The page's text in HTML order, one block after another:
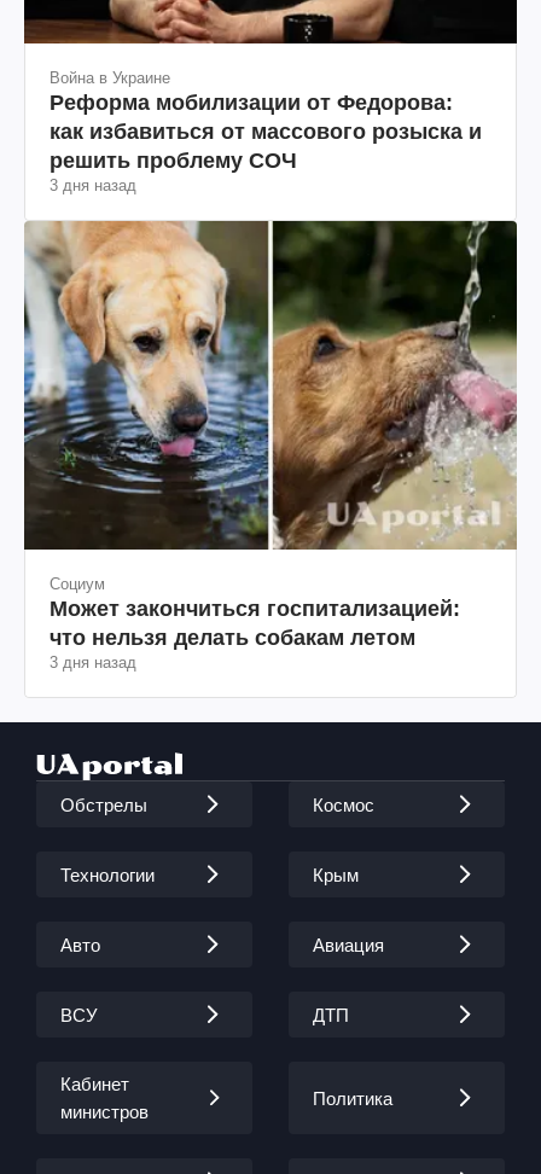
Война в Украине
Реформа мобилизации от Федорова:
как избавиться от массового розыска и
решить проблему СОЧ
3 дня назад
Социум
Может закончиться госпитализацией:
что нельзя делать собакам летом
3 дня назад
Обстрелы Космос
Технологии Крым
Авто Авиация
ВСУ ДТП
Кабинет
министров
Политика